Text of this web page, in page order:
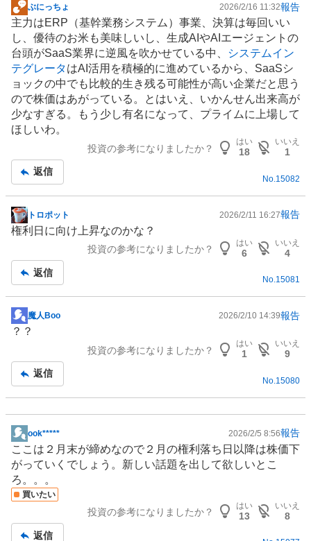
掲
示
板
記
事
ぶにっちょ 2026/2/16 11:32報告
主力はERP （基幹業務システム）事業、決算は毎回いい
し、優待のお米も美味しいし、 生成AI やAIエージェント の
台頭がSaaS業界に逆風を吹かせている中、
システムイン
テグレータはAI活用を積極的に進めているから、SaaSシ
ョックの中でも比較的生き残る可能性が高い企業だと思う
ので株価はあがっている。とはいえ、いかんせん出来高が
少なすぎる。もう少し有名になって、プライムに上場して
ほしいわ。
投資の参考になりましたか？
はい
18
いいえ
1
返信
No. 15082
掲
示
事
トロポット 2026/2/11 16:27報告
権利日に向け上昇なのかな？
投資の参考になりましたか？
はい
6
いいえ
4
返信
No.15081
掲
示
事
魔人Boo 2026/2/10 14:39報告
？？
投資の参考になりましたか？
はい
1
いいえ
9
返信
No. 15080
掲
示
板
記
事
ook***** 2026/2/5 8:56報告
ここは２月末が締めなので２月の権利落ち日以降は株価下
がっていくでしょう。新しい話題を出して欲しいとこ
ろ。。。
買いたい
投資の参考になりましたか？
はい
13
いいえ
8
返信